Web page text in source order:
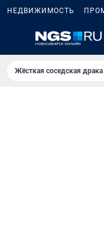
НЕДВИЖИМОСТЬ
Жёсткая соседская драка